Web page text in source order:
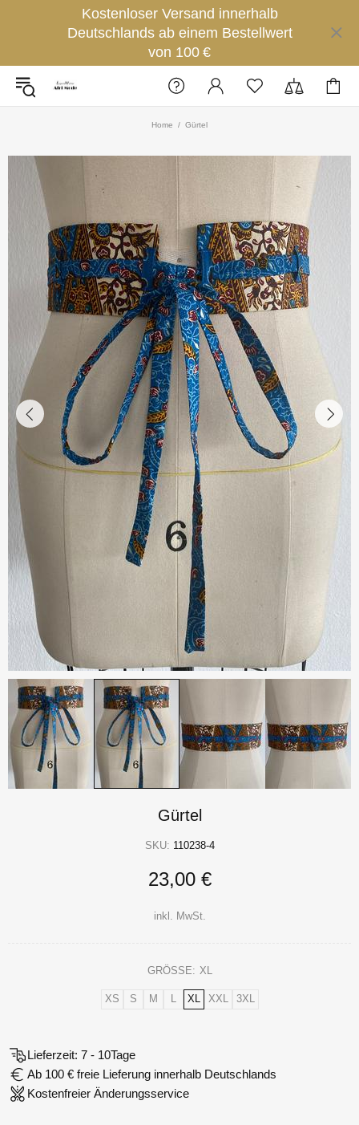
Kostenloser Versand innerhalb
Deutschlands ab einem Bestellwert
von 100 €
Home Gürtel
Gürtel
SKU: 110238-4
23,00 €
inkl. MwSt.
GRÖSSE: XL
XS S M L XL XXL 3XL
Lieferzeit: 7 - 10Tage
Ab 100 € freie Lieferung innerhalb Deutschlands
Kostenfreier Änderungsservice